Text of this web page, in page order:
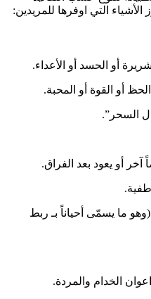
الأشياء التي اوفرها للمريدين:
أو الحسد أو الأعداء.
أو القوة أو المحبة.
السحر”.
أو يعود بعد الفراق.
ما يسمّى أحياناً بـ ربط
الخدام والمردة.